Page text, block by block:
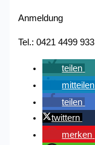
Anmeldung
Tel.: 0421 4499 933
teilen
mitteilen
teilen
twittern
merken